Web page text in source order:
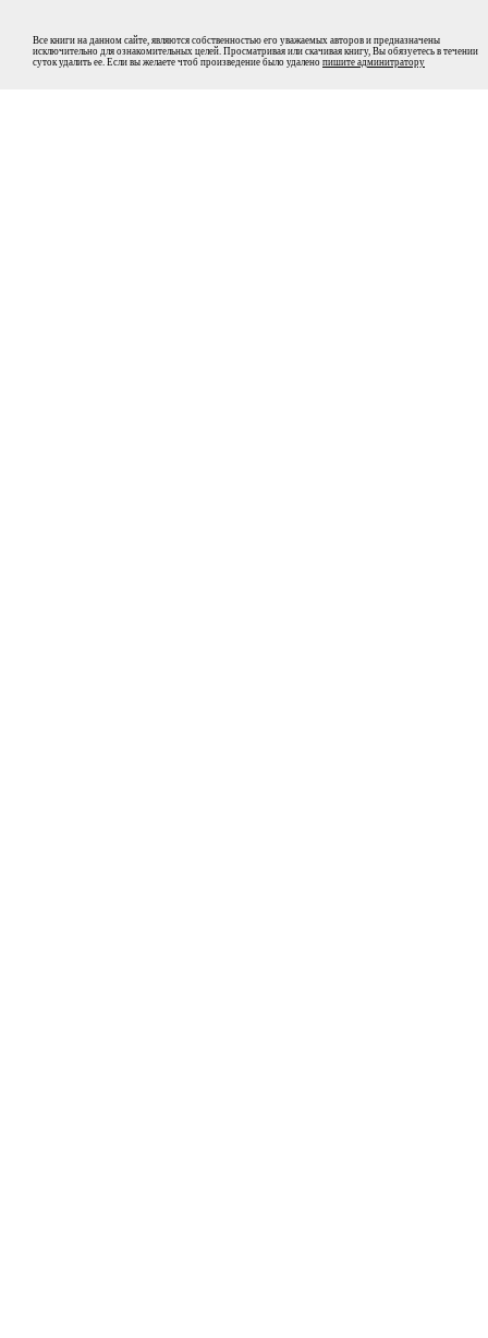
Все книги на данном сайте, являются собственностью его уважаемых авторов и предназначены
исключительно для ознакомительных целей. Просматривая или скачивая книгу, Вы обязуетесь в течении
суток удалить ее. Если вы желаете чтоб произведение было удалено пишите админитратору